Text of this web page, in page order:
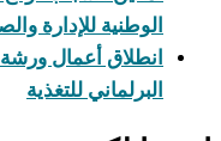
الوطنية للإدارة
انطلاق أعمال
البرلماني للتغذية